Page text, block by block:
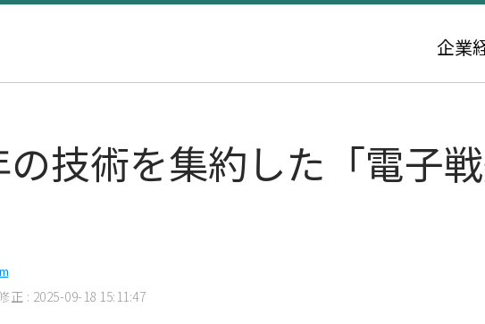
企業
の技術を集約した「電子
正 : 2025-09-18 15:11:47